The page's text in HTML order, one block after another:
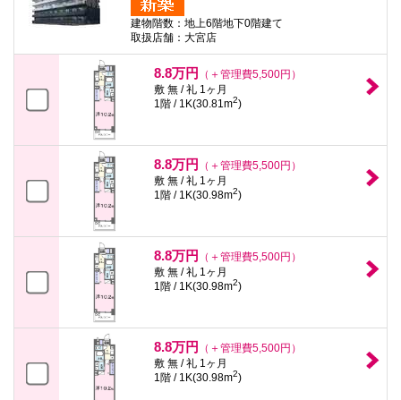
建物階数：地上6階地下0階建て
取扱店舗：大宮店
8.8万円
（＋管理費5,500円）
敷 無 / 礼 1ヶ月
1階 / 1K(30.81m2)
8.8万円
（＋管理費5,500円）
敷 無 / 礼 1ヶ月
1階 / 1K(30.98m2)
8.8万円
（＋管理費5,500円）
敷 無 / 礼 1ヶ月
1階 / 1K(30.98m2)
8.8万円
（＋管理費5,500円）
敷 無 / 礼 1ヶ月
1階 / 1K(30.98m2)